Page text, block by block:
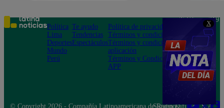
X
emocionado
por estreno
de Yo Soy
2026
Política
Lima
Deportes
Mundo
Perú
Te ayudo
Tendencias
Espectáculos
Política de privacidad
Términos y condiciones
Términos y condiciones
aplicación
Términos y Condiciones
APP
Teléfono: 219
Av. San
Felipe 968
Jesús María
© Copyright 2026 - Compañía Latinoamericana de Radio Difusión S.A.
Síguenos